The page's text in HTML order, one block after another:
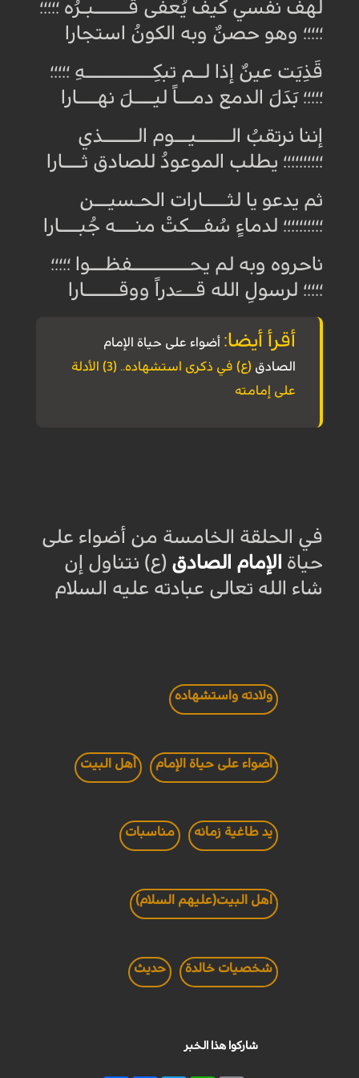
لهفَ نفسي كيف يُعفى قـــــــبـرُه ؛؛؛؛؛
؛؛؛؛؛ وهو حصنٌ وبه الكونُ استجارا
قَذِيَت عينٌ إذا لــم تبكِــــــــــــــهِ ؛؛؛؛؛
؛؛؛؛؛ بَدَلَ الدمع دمـــاً ليــــلَ نهــــارا
إننا نرتقبُ الـــــــيـــوم الـــــــذي
؛؛؛؛؛؛؛؛؛؛ يطلب الموعودُ للصادق ثــــارا
ثم يدعو يا لثـــــارات الحـسيـــن
؛؛؛؛؛؛؛؛؛؛ لدماءٍ سُفـــكتْ منــــه جُبــــارا
ناحروه وبه لم يحــــــــــــفظـــوا ؛؛؛؛؛
؛؛؛؛؛ لرسولِ الله قــــَدراً ووقـــــــارا
أقرأ أيضا: أضواء على حياة الإمام
الصادق
(ع) في ذكرى استشهاده.. (3) الأدلة
على إمامته
في الحلقة الخامسة من أضواء على
حياة الإمام الصادق (ع) نتناول إن
شاء الله تعالى عبادته عليه السلام
ولادته واستشهاده
أضواء على حياة الإمام أهل البيت
يد طاغية زمانه مناسبات
اهل البيت(عليهم السلام)
شخصيات خالدة حديث
شاركوا هذا الخبر